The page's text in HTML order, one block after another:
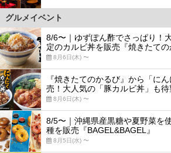
グルメイベント
8/6〜｜ゆずぽん酢でさっぱり！
定のカルビ丼を販売『焼きたての
8月6日(木) 〜
『焼きたてのかるび』から「に
売！大人気の「豚カルビ丼」も
8月6日(木) 〜
8/5〜｜沖縄県産黒糖や夏野菜を
種を販売『BAGEL&BAGEL』
8月5日(水) 〜